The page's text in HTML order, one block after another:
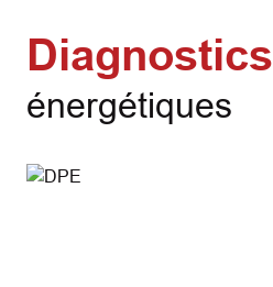
Diagnostics
énergétiques